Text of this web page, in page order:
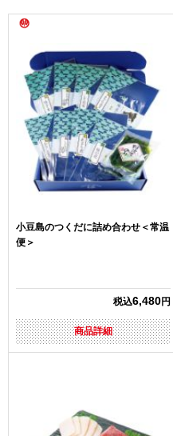
小豆島のつくだに詰め合わせ＜常温
便＞
税込6,480円
商品詳細